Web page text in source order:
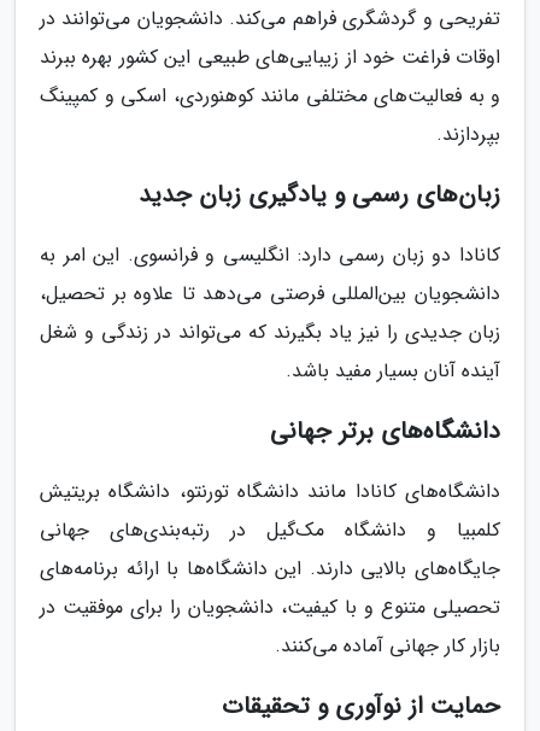
تفریحی و گردشگری فراهم می‌کند. دانشجویان می‌توانند در
اوقات فراغت خود از زیبایی‌های طبیعی این کشور بهره ببرند
و به فعالیت‌های مختلفی مانند کوهنوردی، اسکی و کمپینگ
بپردازند.
زبان‌های رسمی و یادگیری زبان جدید
کانادا دو زبان رسمی دارد: انگلیسی و فرانسوی. این امر به
دانشجویان بین‌المللی فرصتی می‌دهد تا علاوه بر تحصیل،
زبان جدیدی را نیز یاد بگیرند که می‌تواند در زندگی و شغل
آینده آنان بسیار مفید باشد.
دانشگاه‌های برتر جهانی
دانشگاه‌های کانادا مانند دانشگاه تورنتو، دانشگاه بریتیش
کلمبیا و دانشگاه مک‌گیل در رتبه‌بندی‌های جهانی
جایگاه‌های بالایی دارند. این دانشگاه‌ها با ارائه برنامه‌های
تحصیلی متنوع و با کیفیت، دانشجویان را برای موفقیت در
بازار کار جهانی آماده می‌کنند.
حمایت از نوآوری و تحقیقات